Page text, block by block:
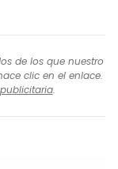
de los que nuestro
clic en el enlace.
.